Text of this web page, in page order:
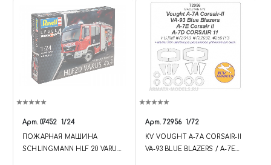
Арт. 07452 1/24
ПОЖАРНАЯ МАШИНА
SCHLINGMANN HLF 20 VARUS
Арт. 72956 1/72
KV VOUGHT A-7A CORSAIR-II
VA-93 BLUE BLAZERS / A-7E